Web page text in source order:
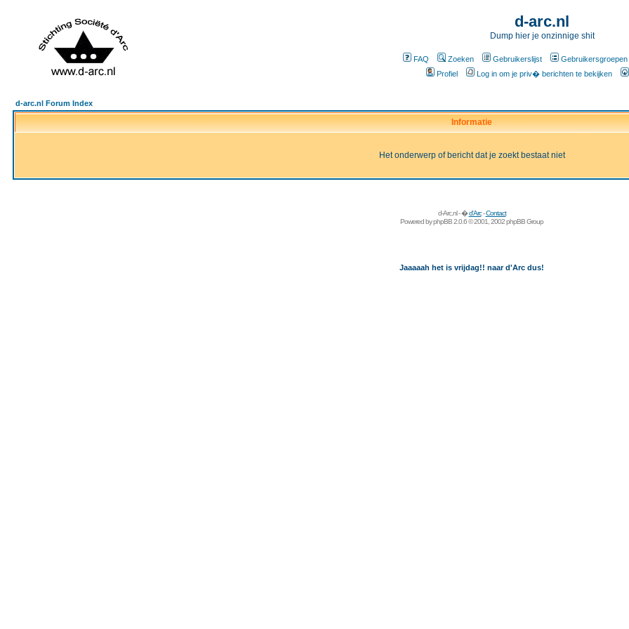
d-arc.nl
Dump hier je onzinnige shit
FAQ Zoeken Gebruikerslijst Gebruikersgroepen
Profiel
Log in om je priv� berichten te bekijken
d-arc.nl Forum Index
Informatie
Het onderwerp of bericht dat je zoekt bestaat niet
d-Arc.nl - �d'Arc-Contact
Powered byphpBB2.0.6 © 2001, 2002 phpBB Group
Jaaaaah het is vrijdag!! naar d'Arc dus!